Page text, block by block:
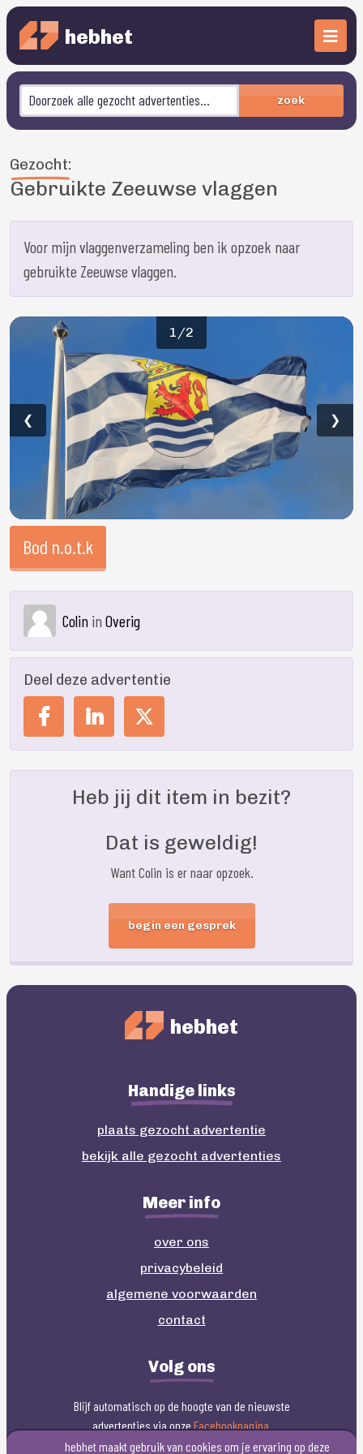
hebhet
zoek
Gezocht:
Gebruikte Zeeuwse vlaggen
Voor mijn vlaggenverzameling ben ik opzoek naar
gebruikte Zeeuwse vlaggen.
1/2
❮ ❯
Bod n.o.t.k
Colin in Overig
Deel deze advertentie
Heb jij dit item in bezit?
Dat is geweldig!
Want Colin is er naar opzoek.
begin een gesprek
hebhet
Handige links
plaats gezocht advertentie
bekijk alle gezocht advertenties
Meer info
over ons
privacybeleid
algemene voorwaarden
contact
Volg ons
Blijf automatisch op de hoogte van de nieuwste
advertenties via onzeFacebookpagina.
hebhet maakt gebruik van cookies om je ervaring op deze